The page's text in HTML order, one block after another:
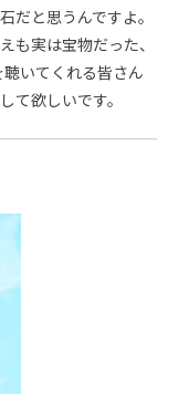
だと思うんですよ。
も実は宝物だった、
いてくれる皆さん
て欲しいです。